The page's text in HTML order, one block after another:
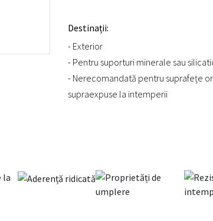
Destinații:
- Exterior
- Pentru suporturi minerale sau
- Nerecomandată pentru suprafețe
supraexpuse la intemperii